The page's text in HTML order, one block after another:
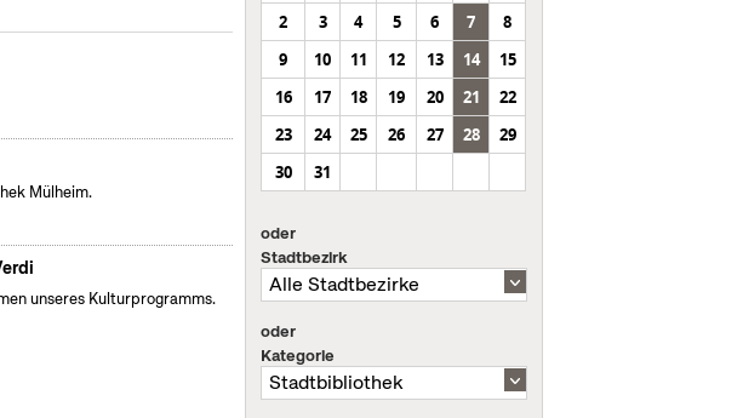
Mülheim.
unseres Kulturprogramms.
2
3 4 5 6 7
8
9
10 11 12 13 14
15
16
17 18 19 20 21
22
23
24 25 26 27 28
29
30
31
oder
Stadtbezirk
oder
Kategorie